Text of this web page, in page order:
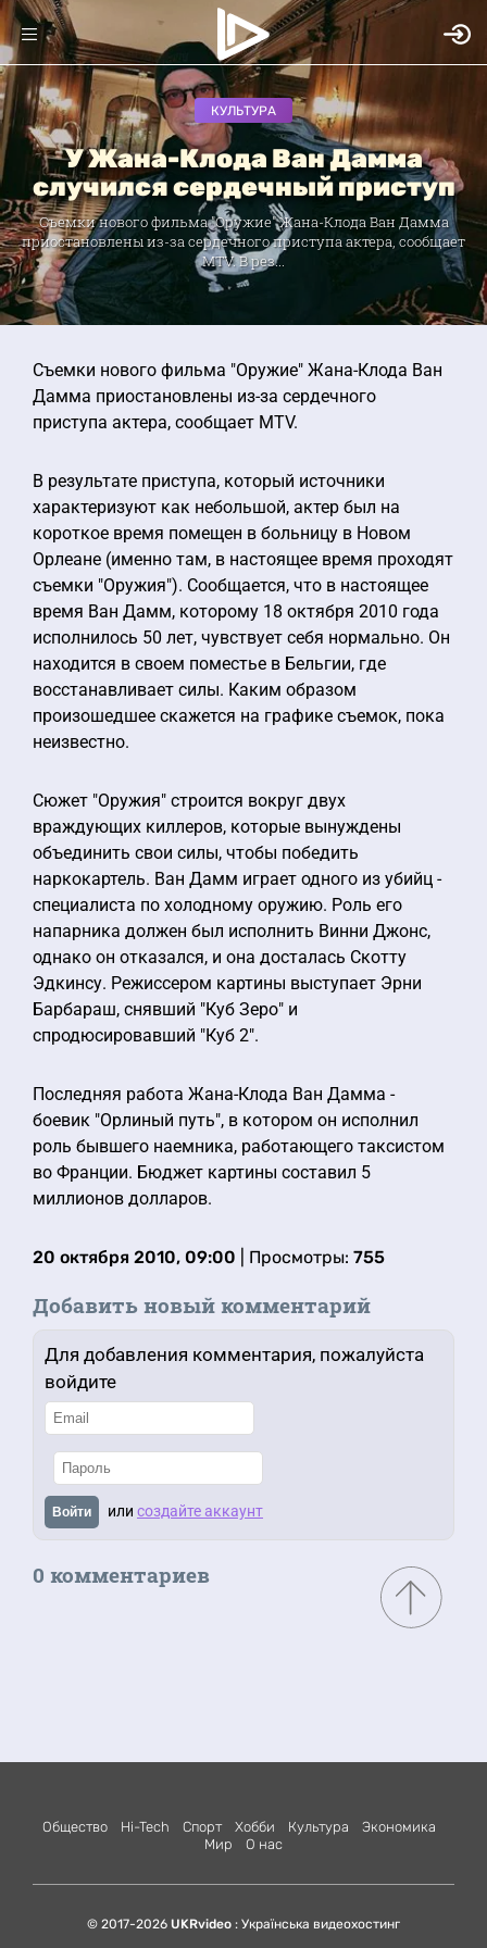
КУЛЬТУРА
У Жана-Клода Ван Дамма
случился сердечный приступ
Съемки нового фильма "Оружие" Жана-Клода Ван Дамма
приостановлены из-за сердечного приступа актера, сообщает
MTV. В рез...
Съемки нового фильма "Оружие" Жана-Клода Ван
Дамма приостановлены из-за сердечного
приступа актера, сообщает MTV.
В результате приступа, который источники
характеризуют как небольшой, актер был на
короткое время помещен в больницу в Новом
Орлеане (именно там, в настоящее время проходят
съемки "Оружия"). Сообщается, что в настоящее
время Ван Дамм, которому 18 октября 2010 года
исполнилось 50 лет, чувствует себя нормально. Он
находится в своем поместье в Бельгии, где
восстанавливает силы. Каким образом
произошедшее скажется на графике съемок, пока
неизвестно.
Сюжет "Оружия" строится вокруг двух
враждующих киллеров, которые вынуждены
объединить свои силы, чтобы победить
наркокартель. Ван Дамм играет одного из убийц -
специалиста по холодному оружию. Роль его
напарника должен был исполнить Винни Джонс,
однако он отказался, и она досталась Скотту
Эдкинсу. Режиссером картины выступает Эрни
Барбараш, снявший "Куб Зеро" и
спродюсировавший "Куб 2".
Последняя работа Жана-Клода Ван Дамма -
боевик "Орлиный путь", в котором он исполнил
роль бывшего наемника, работающего таксистом
во Франции. Бюджет картины составил 5
миллионов долларов.
20 октября 2010, 09:00 | Просмотры: 755
Добавить новый комментарий
Для добавления комментария, пожалуйста
войдите
Войти или создайте аккаунт
0 комментариев
Общество Hi-Tech Спорт Хобби Культура
Экономика
Мир
О нас
© 2017-2026 UKRvideo : Українська видеохостинг